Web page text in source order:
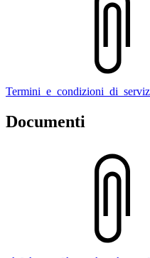
Documenti